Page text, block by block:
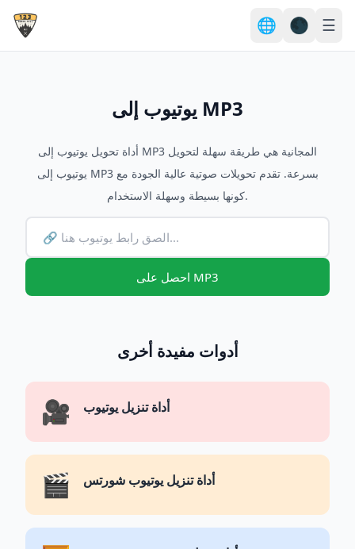
🌐 🌑 ☰
يوتيوب إلى MP3
أداة تحويل يوتيوب إلى MP3 المجانية هي طريقة سهلة لتحويل
يوتيوب إلى MP3 بسرعة. تقدم تحويلات صوتية عالية الجودة مع
كونها بسيطة وسهلة الاستخدام.
احصل على MP3
أدوات مفيدة أخرى
🎥 أداة تنزيل يوتيوب
🎬 أداة تنزيل يوتيوب شورتس